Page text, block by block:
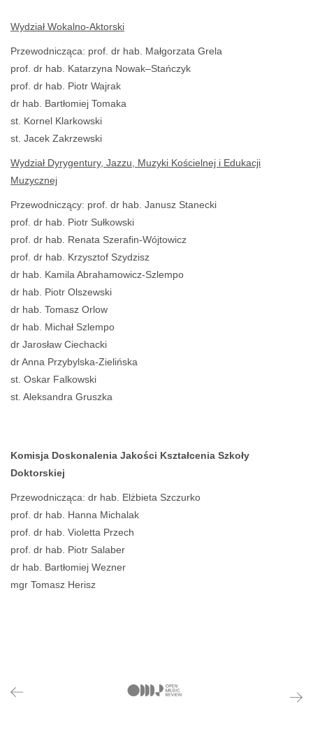
Wydział Wokalno-Aktorski
Przewodnicząca: prof. dr hab. Małgorzata Grela
prof. dr hab. Katarzyna Nowak–Stańczyk
prof. dr hab. Piotr Wajrak
dr hab. Bartłomiej Tomaka
st. Kornel Klarkowski
st. Jacek Zakrzewski
Wydział Dyrygentury, Jazzu, Muzyki Kościelnej i Edukacji
Muzycznej
Przewodniczący: prof. dr hab. Janusz Stanecki
prof. dr hab. Piotr Sułkowski
prof. dr hab. Renata Szerafin-Wójtowicz
prof. dr hab. Krzysztof Szydzisz
dr hab. Kamila Abrahamowicz-Szlempo
dr hab. Piotr Olszewski
dr hab. Tomasz Orlow
dr hab. Michał Szlempo
dr Jarosław Ciechacki
dr Anna Przybylska-Zielińska
st. Oskar Falkowski
st. Aleksandra Gruszka
Komisja Doskonalenia Jakości Kształcenia Szkoły
Doktorskiej
Przewodnicząca: dr hab. Elżbieta Szczurko
prof. dr hab. Hanna Michalak
prof. dr hab. Violetta Przech
prof. dr hab. Piotr Salaber
dr hab. Bartłomiej Wezner
mgr Tomasz Herisz